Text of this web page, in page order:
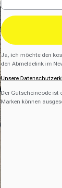
Ja, ich möchte den
den Abmeldelink im
Unsere
Der Gutscheincode ist
Marken können